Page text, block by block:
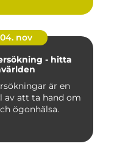
04. nov
- hitta
är en
av att ta hand om
ögonhälsa.